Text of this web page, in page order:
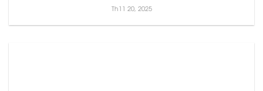
Th11 20, 2025